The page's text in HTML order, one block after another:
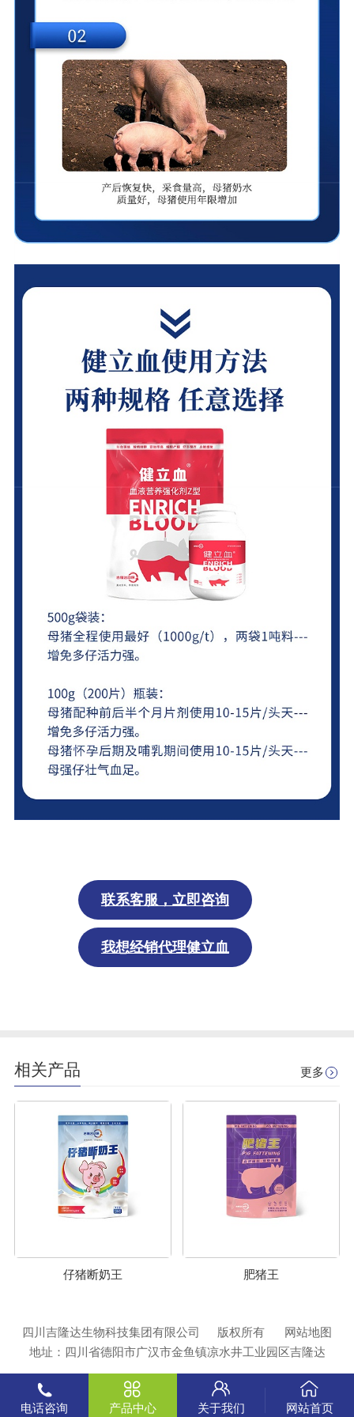
联系客服，立即咨询
我想经销代理健立血
相关产品 更多
仔猪断奶王 肥猪王
四川吉隆达生物科技集团有限公司 版权所有
网站地图
地址：四川省德阳市广汉市金鱼镇凉水井工业园区吉隆达
电话咨询 产品中心 关于我们 网站首页